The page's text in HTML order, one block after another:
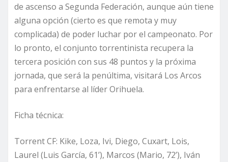
de ascenso a Segunda Federación, aunque aún tiene
alguna opción (cierto es que remota y muy
complicada) de poder luchar por el campeonato. Por
lo pronto, el conjunto torrentinista recupera la
tercera posición con sus 48 puntos y la próxima
jornada, que será la penúltima, visitará Los Arcos
para enfrentarse al líder Orihuela.
Ficha técnica:
Torrent CF: Kike, Loza, Ivi, Diego, Cuxart, Lois,
Laurel (Luis García, 61’), Marcos (Mario, 72’), Iván